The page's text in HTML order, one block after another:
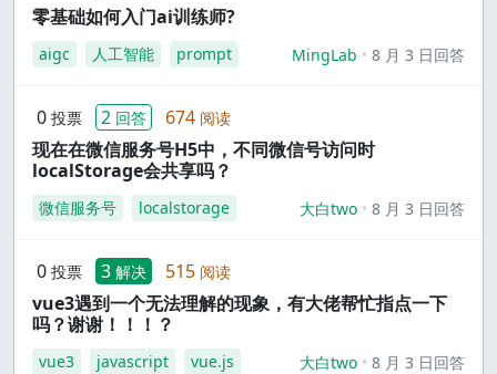
零基础如何入门ai训练师?
aigc 人工智能 prompt MingLab 8 月 3 日回答
0 投票 2 回答 674 阅读
现在在微信服务号H5中，不同微信号访问时
localStorage会共享吗？
微信服务号 localstorage 大白two 8 月 3 日回答
0 投票 3 解决 515 阅读
vue3遇到一个无法理解的现象，有大佬帮忙指点一下
吗？谢谢！！！？
vue3 javascript vue.js 大白two 8 月 3 日回答